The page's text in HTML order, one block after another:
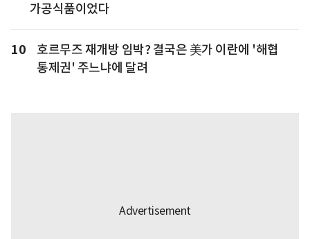
가공식품이었다
10
호르무즈 재개방 임박? 결국은 美가 이란에 '해협
통제권' 주느냐에 달려